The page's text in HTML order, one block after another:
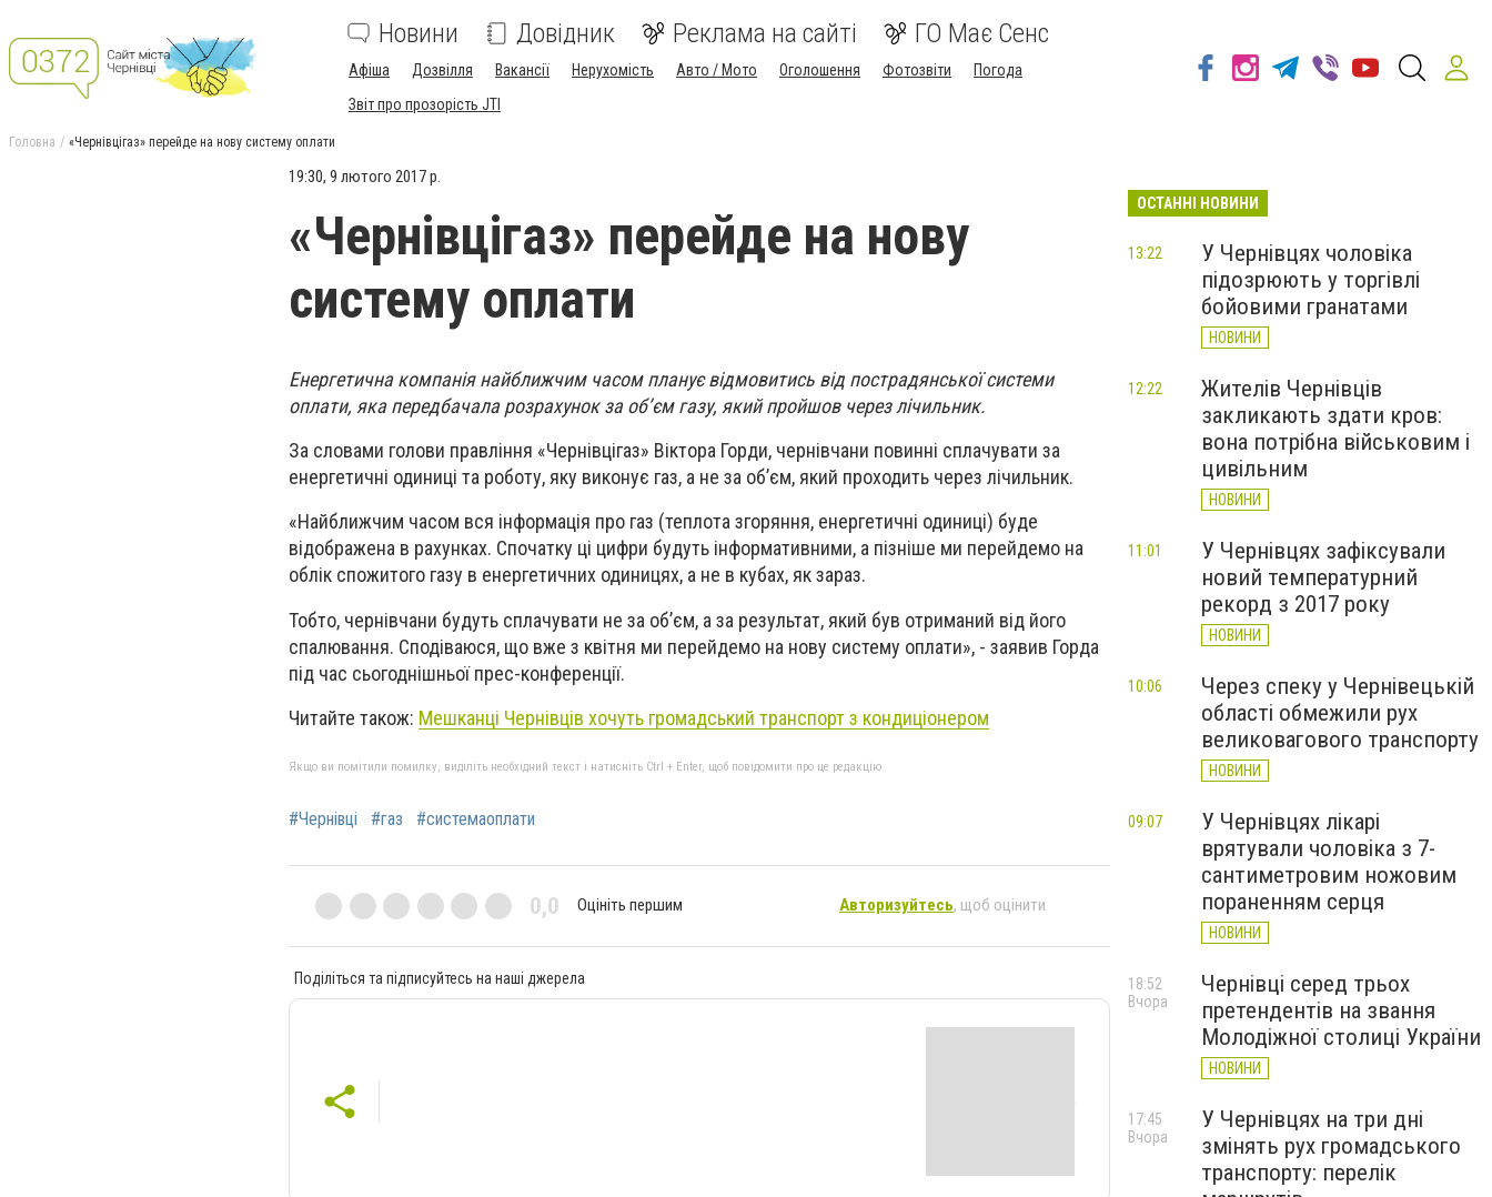
Новини Довідник Реклама на сайті ГО Має Сенс
Афіша Дозвілля Вакансії Нерухомість Авто / Мото Оголошення Фотозвіти
Погода
Звіт про прозорість JTI
Головна «Чернівцігаз» перейде на нову систему оплати
19:30, 9 лютого 2017 р.
«Чернівцігаз» перейде на нову
систему оплати
Енергетична компанія найближчим часом планує відмовитись від пострадянської системи
оплати, яка передбачала розрахунок за об’єм газу, який пройшов через лічильник.
За словами голови правління «Чернівцігаз» Віктора Горди, чернівчани повинні сплачувати за
енергетичні одиниці та роботу, яку виконує газ, а не за об’єм, який проходить через лічильник.
«Найближчим часом вся інформація про газ (теплота згоряння, енергетичні одиниці) буде
відображена в рахунках. Спочатку ці цифри будуть інформативними, а пізніше ми перейдемо на
облік спожитого газу в енергетичних одиницях, а не в кубах, як зараз.
Тобто, чернівчани будуть сплачувати не за об’єм, а за результат, який був отриманий від його
спалювання. Сподіваюся, що вже з квітня ми перейдемо на нову систему оплати», - заявив Горда
під час сьогоднішньої прес-конференції.
Читайте також: Мешканці Чернівців хочуть громадський транспорт з кондиціонером
Якщо ви помітили помилку, виділіть необхідний текст і натисніть Ctrl + Enter, щоб повідомити про це редакцію
#Чернівці #газ #системаоплати
0,0 Оцініть першим Авторизуйтесь, щоб оцінити
Поділіться та підписуйтесь на наші джерела
ОСТАННІ НОВИНИ
У Чернівцях чоловіка
підозрюють у торгівлі
бойовими гранатами
НОВИНИ
13:22
Жителів Чернівців
закликають здати кров:
вона потрібна військовим і
цивільним
НОВИНИ
12:22
У Чернівцях зафіксували
новий температурний
рекорд з 2017 року
НОВИНИ
11:01
Через спеку у Чернівецькій
області обмежили рух
великовагового транспорту
НОВИНИ
10:06
У Чернівцях лікарі
врятували чоловіка з 7-
сантиметровим ножовим
пораненням серця
НОВИНИ
09:07
Чернівці серед трьох
претендентів на звання
Молодіжної столиці України
НОВИНИ
18:52
Вчора
У Чернівцях на три дні
змінять рух громадського
транспорту: перелік
17:45
Вчора